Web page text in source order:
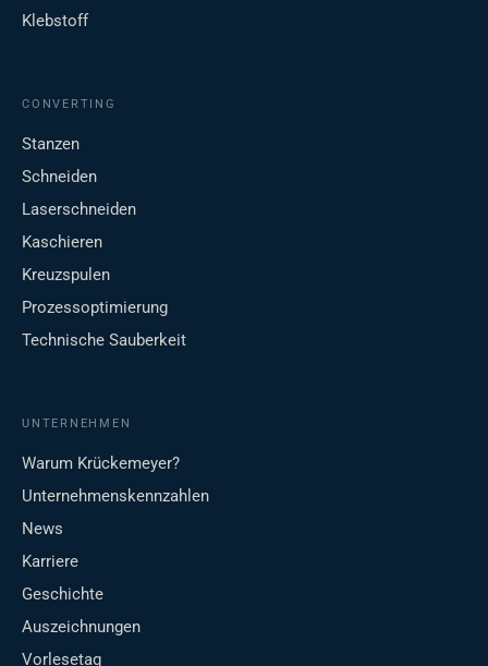
Klebstoff
CONVERTING
Stanzen
Schneiden
Laserschneiden
Kaschieren
Kreuzspulen
Prozessoptimierung
Technische Sauberkeit
UNTERNEHMEN
Warum Krückemeyer?
Unternehmenskennzahlen
News
Karriere
Geschichte
Auszeichnungen
Vorlesetag